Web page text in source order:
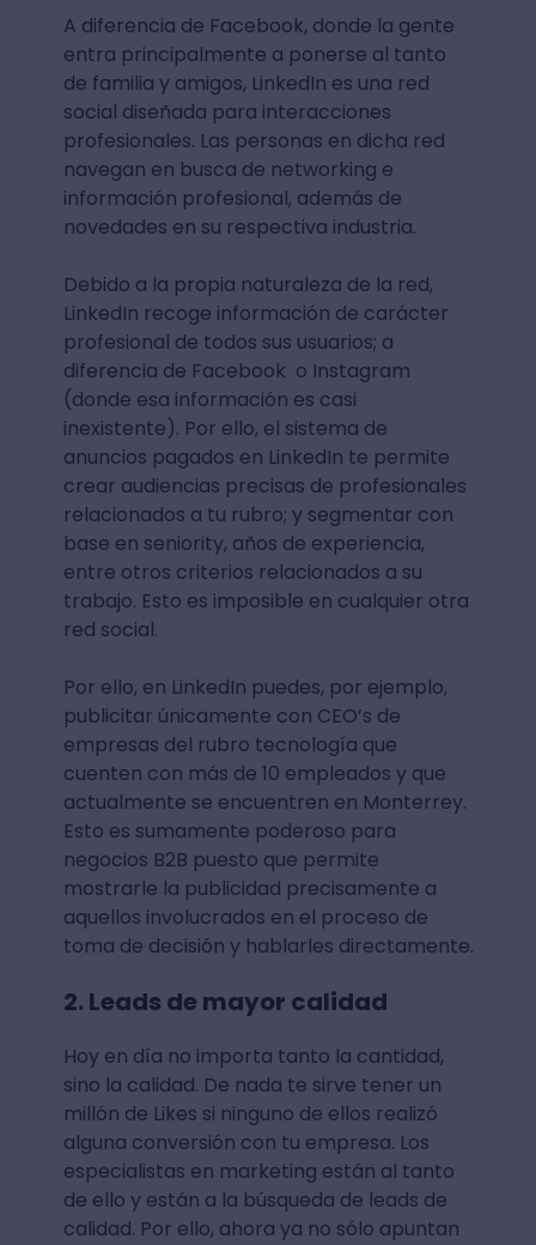
A diferencia de Facebook, donde la gente
entra principalmente a ponerse al tanto
de familia y amigos, LinkedIn es una red
social diseñada para interacciones
profesionales. Las personas en dicha red
navegan en busca de networking e
información profesional, además de
novedades en su respectiva industria.
Debido a la propia naturaleza de la red,
LinkedIn recoge información de carácter
profesional de todos sus usuarios; a
diferencia de Facebook o Instagram
(donde esa información es casi
inexistente). Por ello, el sistema de
anuncios pagados en LinkedIn te permite
crear audiencias precisas de profesionales
relacionados a tu rubro; y segmentar con
base en seniority, años de experiencia,
entre otros criterios relacionados a su
trabajo. Esto es imposible en cualquier otra
red social.
Por ello, en LinkedIn puedes, por ejemplo,
publicitar únicamente con CEO’s de
empresas del rubro tecnología que
cuenten con más de 10 empleados y que
actualmente se encuentren en Monterrey.
Esto es sumamente poderoso para
negocios B2B puesto que permite
mostrarle la publicidad precisamente a
aquellos involucrados en el proceso de
toma de decisión y hablarles directamente.
2. Leads de mayor calidad
Hoy en día no importa tanto la cantidad,
sino la calidad. De nada te sirve tener un
millón de Likes si ninguno de ellos realizó
alguna conversión con tu empresa. Los
especialistas en marketing están al tanto
de ello y están a la búsqueda de leads de
calidad. Por ello, ahora ya no sólo apuntan